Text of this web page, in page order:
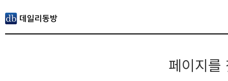
페이지를